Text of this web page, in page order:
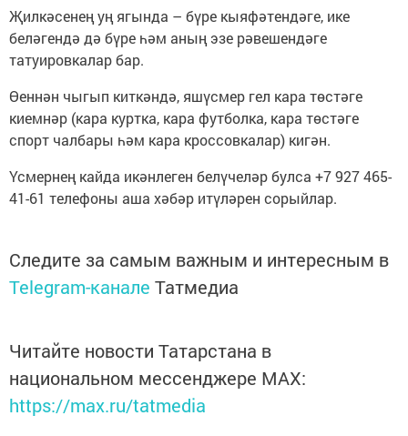
Җилкәсенең уң ягында – бүре кыяфәтендәге, ике
беләгендә дә бүре һәм аның эзе рәвешендәге
татуировкалар бар.
Өеннән чыгып киткәндә, яшүсмер гел кара төстәге
киемнәр (кара куртка, кара футболка, кара төстәге
спорт чалбары һәм кара кроссовкалар) кигән.
Үсмернең кайда икәнлеген белүчеләр булса +7 927 465-
41-61 телефоны аша хәбәр итүләрен сорыйлар.
Следите за самым важным и интересным в
Telegram-канале Татмедиа
Читайте новости Татарстана в
национальном мессенджере MАХ:
https://max.ru/tatmedia